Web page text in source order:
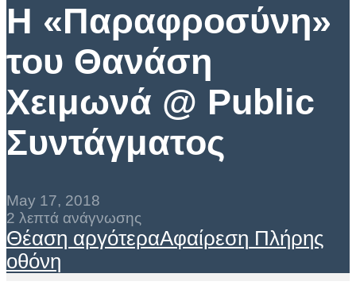
Η «Παραφροσύνη»
του Θανάση
Χειμωνά @ Public
Συντάγματος
May 17, 2018
2 λεπτά ανάγνωσης
Θέαση αργότεραΑφαίρεση Πλήρης
οθόνη